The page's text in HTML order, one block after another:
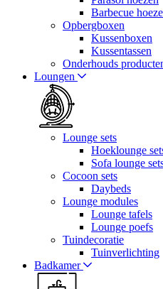
Barbecue
Opbergboxen
Kussenboxen
Kussentassen
Onderhouds
Loungen
Lounge sets
Hoeklounge
Sofa lounge
Cocoon sets
Daybeds
Lounge modules
Lounge tafels
Lounge poefs
Tuindecoratie
Tuinverlichting
Badkamer